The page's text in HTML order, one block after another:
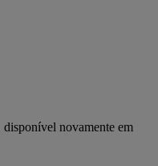
novamente em